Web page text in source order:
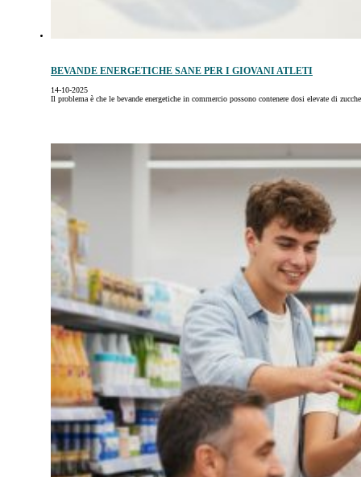
BEVANDE ENERGETICHE SANE PER I GIOVANI ATLETI
14-10-2025
Il problema è che le bevande energetiche in commercio possono contenere dosi elevate di